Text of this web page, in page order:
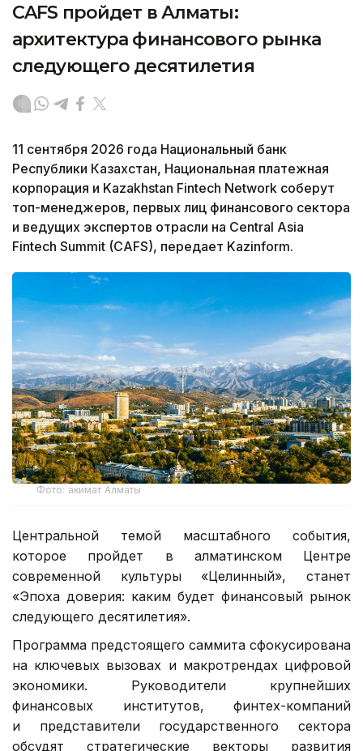
CAFS пройдет в Алматы:
архитектура финансового рынка
следующего десятилетия
11 сентября 2026 года Национальный банк
Республики Казахстан, Национальная платежная
корпорация и Kazakhstan Fintech Network соберут
топ-менеджеров, первых лиц финансового сектора
и ведущих экспертов отрасли на Central Asia
Fintech Summit (CAFS), передает Kazinform.
Фото: акимат Алматы
Центральной темой масштабного события,
которое пройдет в алматинском Центре
современной культуры «Целинный», станет
«Эпоха доверия: каким будет финансовый рынок
следующего десятилетия».
Программа предстоящего саммита сфокусирована
на ключевых вызовах и макротрендах цифровой
экономики. Руководители крупнейших
финансовых институтов, финтех-компаний
и представители государственного сектора
обсудят стратегические векторы развития